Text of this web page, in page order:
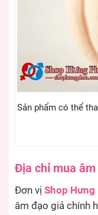
Sản phẩm có thể
Địa chỉ mua
Đơn vị Shop Hưng
âm đạo giả chính